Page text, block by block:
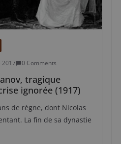
2017 0 Comments
tragique
ignorée (1917)
de règne, dont Nicolas
La fin de sa dynastie